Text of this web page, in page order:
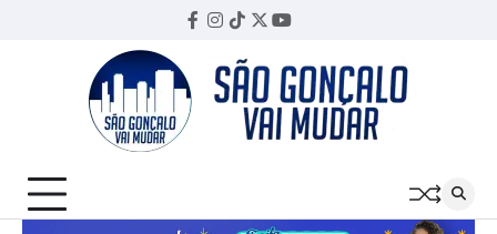
Facebook
Instagram
TikTok
TwitterYouTube